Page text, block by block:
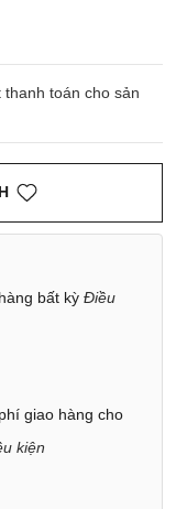
thanh toán cho sản
bất kỳ Điều
giao hàng cho
kiện